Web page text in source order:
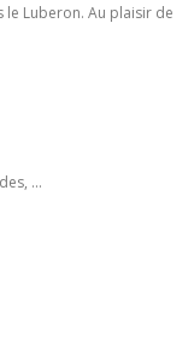
Luberon. Au plaisir de
...